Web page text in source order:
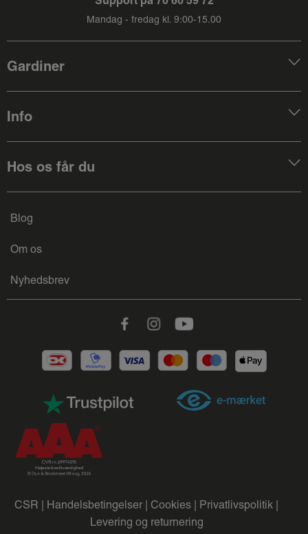
Mandag - fredag kl. 9:00-15.00
Gardiner
Info
Hos os får du
Blog
Om os
Nyhedsbrev
FacebookInstagramYoutube
CSR | Handelsbetingelser | Cookies | Privatlivspolitik |
Levering og returnering